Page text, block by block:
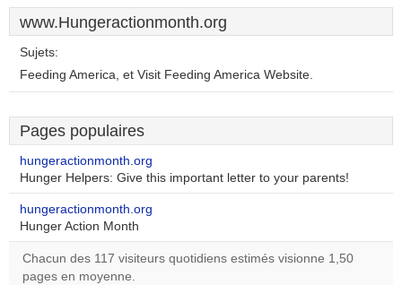
www.Hungeractionmonth.org
Sujets:
Feeding America, et Visit Feeding America Website.
Pages populaires
hungeractionmonth.org
Hunger Helpers: Give this important letter to your parents!
hungeractionmonth.org
Hunger Action Month
Chacun des 117 visiteurs quotidiens estimés visionne 1,50
pages en moyenne.